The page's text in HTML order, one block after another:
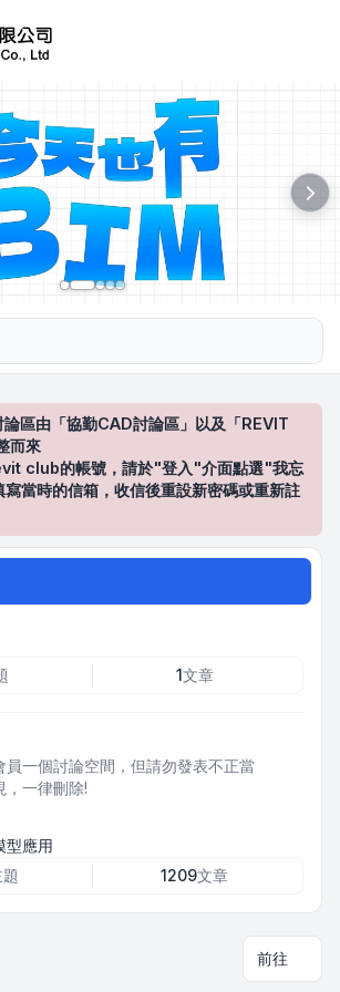
區由「協勤CAD討論區」以及「REVIT
而來
club的帳號，請於"登入"介面點選"我忘
當時的信箱，收信後重設新密碼或重新註
1文章
員一個討論空間，但請勿發表不正當
，一律刪除!
型應用
1209文章
前往